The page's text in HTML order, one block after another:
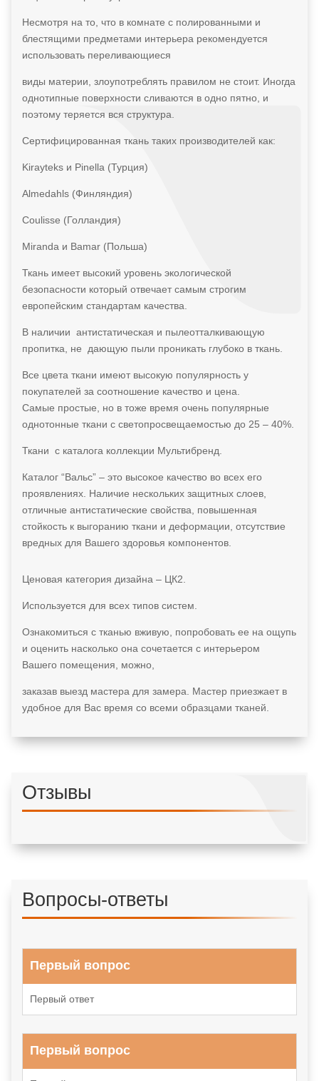
Несмотря на то, что в комнате с полированными и
блестящими предметами интерьера рекомендуется
использовать переливающиеся
виды материи, злоупотреблять правилом не стоит. Иногда
однотипные поверхности сливаются в одно пятно, и
поэтому теряется вся структура.
Сертифицированная ткань таких производителей как:
Kirayteks и Pinella (Турция)
Almedahls (Финляндия)
Coulisse (Голландия)
Miranda и Bamar (Польша)
Ткань имеет высокий уровень экологической
безопасности который отвечает самым строгим
европейским стандартам качества.
В наличии антистатическая и пылеотталкивающую
пропитка, не дающую пыли проникать глубоко в ткань.
Все цвета ткани имеют высокую популярность у
покупателей за соотношение качество и цена.
Самые простые, но в тоже время очень популярные
однотонные ткани с светопросвещаемостью до 25 – 40%.
Ткани с каталога коллекции Мультибренд.
Каталог “Вальс” – это высокое качество во всех его
проявлениях. Наличие нескольких защитных слоев,
отличные антистатические свойства, повышенная
стойкость к выгоранию ткани и деформации, отсутствие
вредных для Вашего здоровья компонентов.
Ценовая категория дизайна – ЦК2.
Используется для всех типов систем.
Ознакомиться с тканью вживую, попробовать ее на ощупь
и оценить насколько она сочетается с интерьером
Вашего помещения, можно,
заказав выезд мастера для замера. Мастер приезжает в
удобное для Вас время со всеми образцами тканей.
Отзывы
Вопросы-ответы
Первый вопрос
Первый ответ
Первый вопрос